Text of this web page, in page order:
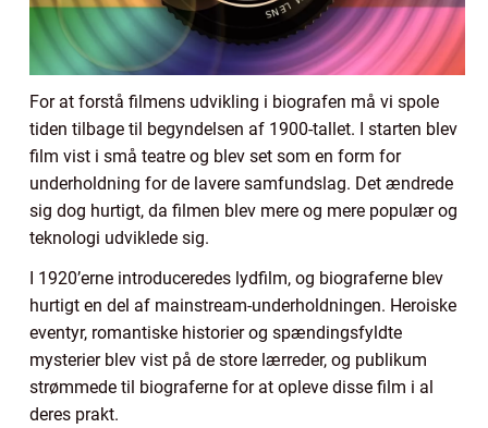
For at forstå filmens udvikling i biografen må vi spole
tiden tilbage til begyndelsen af 1900-tallet. I starten blev
film vist i små teatre og blev set som en form for
underholdning for de lavere samfundslag. Det ændrede
sig dog hurtigt, da filmen blev mere og mere populær og
teknologi udviklede sig.
I 1920’erne introduceredes lydfilm, og biograferne blev
hurtigt en del af mainstream-underholdningen. Heroiske
eventyr, romantiske historier og spændingsfyldte
mysterier blev vist på de store lærreder, og publikum
strømmede til biograferne for at opleve disse film i al
deres prakt.